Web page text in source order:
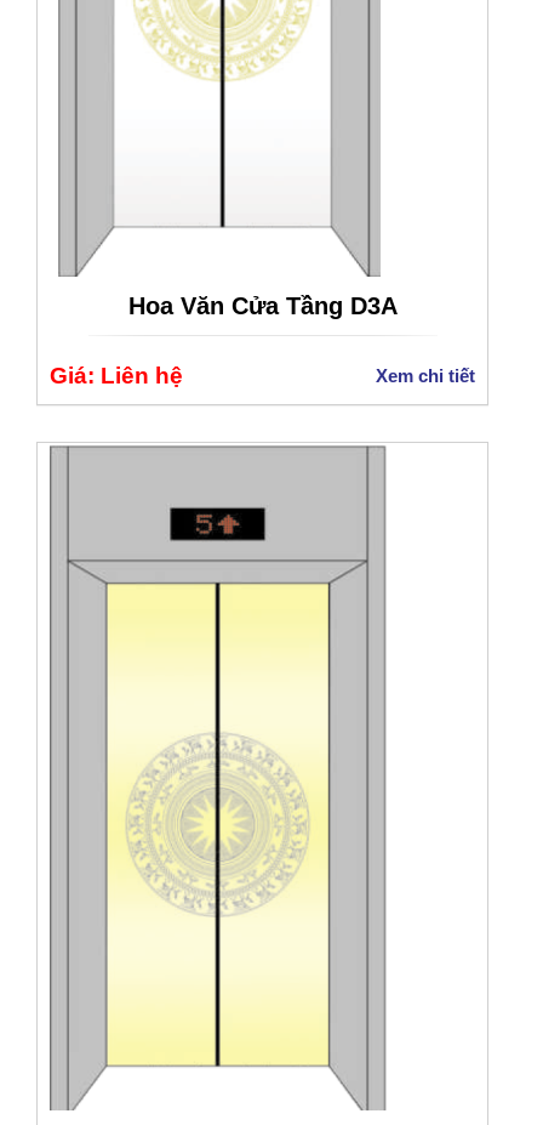
Hoa Văn Cửa Tầng D3A
Giá: Liên hệ Xem chi tiết